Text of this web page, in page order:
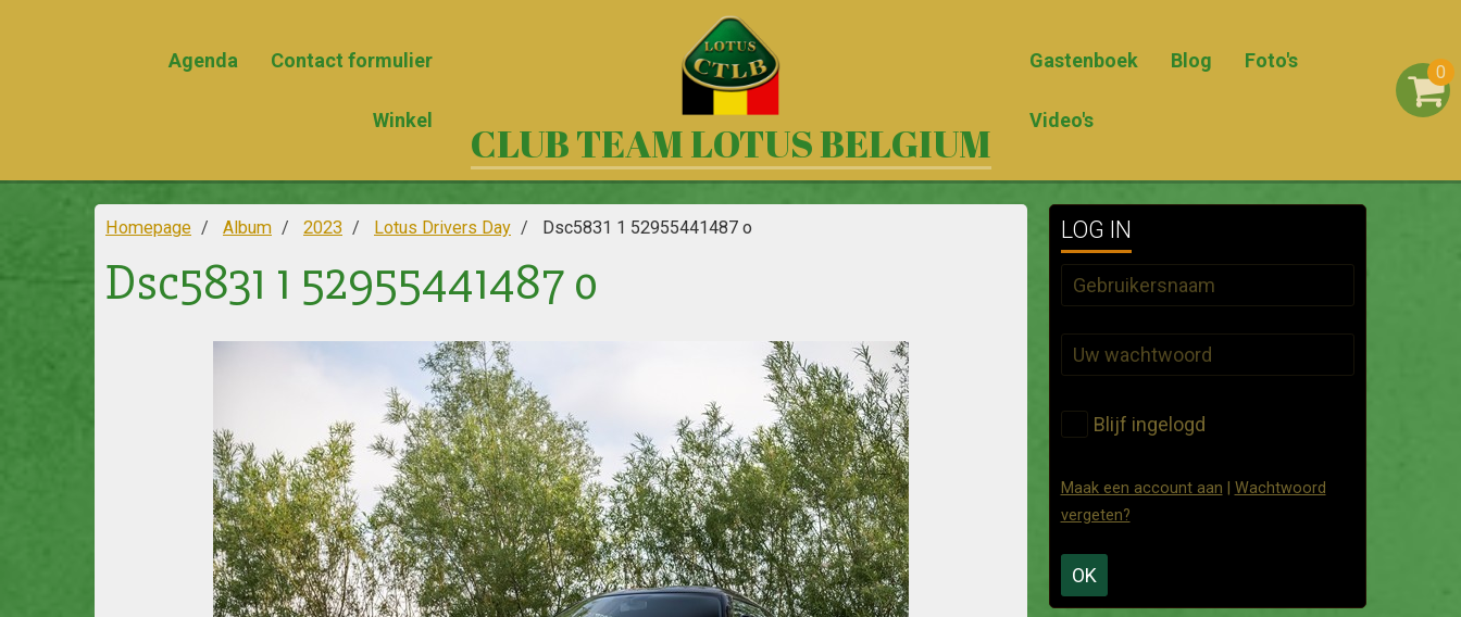
Agenda Contact formulier
Winkel CLUB TEAM LOTUS BELGIUM
Gastenboek Blog Foto's
Video's
0
Homepage Album 2023 Lotus Drivers Day Dsc5831 1 52955441487 o
Dsc5831 1 52955441487 o
LOG IN
Blijf ingelogd
Maak een account aan
Wachtwoord
vergeten?
OK